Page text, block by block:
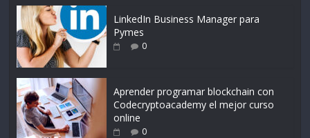
LinkedIn Business Manager para
Pymes
0
Aprender programar blockchain con
Codecryptoacademy el mejor curso
online
0